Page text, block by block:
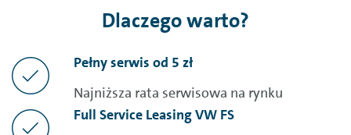
Dlaczego warto?
Pełny serwis od 5 zł
Najniższa rata serwisowa na rynku
Full Service Leasing VW FS